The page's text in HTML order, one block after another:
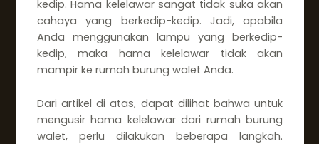
kedip. Hama kelelawar sangat tidak suka akan
cahaya yang berkedip-kedip. Jadi, apabila
Anda menggunakan lampu yang berkedip-
kedip, maka hama kelelawar tidak akan
mampir ke rumah burung walet Anda.
Dari artikel di atas, dapat dilihat bahwa untuk
mengusir hama kelelawar dari rumah burung
walet, perlu dilakukan beberapa langkah.